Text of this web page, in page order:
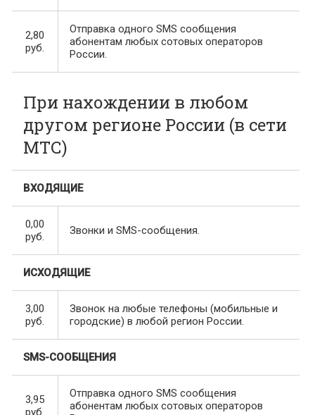
2,80
руб.
Отправка одного SMS сообщения
абонентам любых сотовых операторов
России.
При нахождении в любом
другом регионе России (в сети
МТС)
ВХОДЯЩИЕ
0,00
руб.
Звонки и SMS-сообщения.
ИСХОДЯЩИЕ
3,00
руб.
Звонок на любые телефоны (мобильные и
городские) в любой регион России.
SMS-СООБЩЕНИЯ
3,95
руб.
Отправка одного SMS сообщения
абонентам любых сотовых операторов